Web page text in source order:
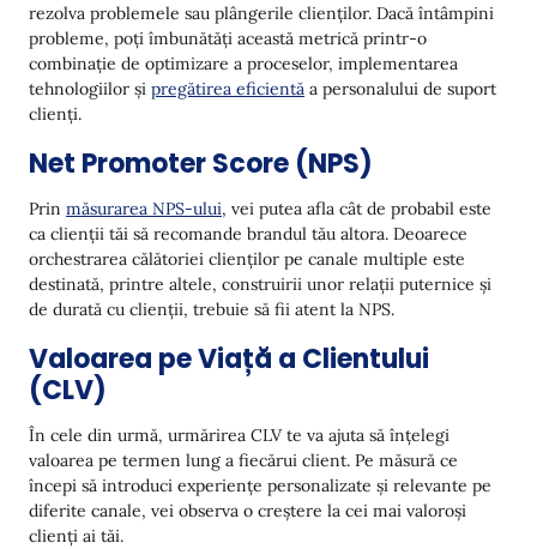
rezolva problemele sau plângerile clienților. Dacă întâmpini
probleme, poți îmbunătăți această metrică printr-o
combinație de optimizare a proceselor, implementarea
tehnologiilor și pregătirea eficientă a personalului de suport
clienți.
Net Promoter Score (NPS)
Prin măsurarea NPS-ului, vei putea afla cât de probabil este
ca clienții tăi să recomande brandul tău altora. Deoarece
orchestrarea călătoriei clienților pe canale multiple este
destinată, printre altele, construirii unor relații puternice și
de durată cu clienții, trebuie să fii atent la NPS.
Valoarea pe Viață a Clientului
(CLV)
În cele din urmă, urmărirea CLV te va ajuta să înțelegi
valoarea pe termen lung a fiecărui client. Pe măsură ce
începi să introduci experiențe personalizate și relevante pe
diferite canale, vei observa o creștere la cei mai valoroși
clienți ai tăi.